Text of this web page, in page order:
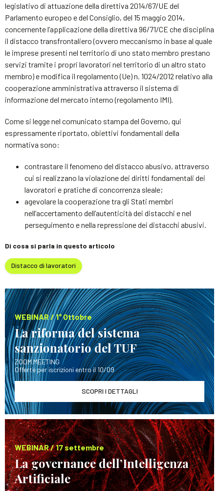
legislativo di attuazione della direttiva 2014/67/UE del
Parlamento europeo e del Consiglio, del 15 maggio 2014,
concernente l’applicazione della direttiva 96/71/CE che disciplina
il distacco transfrontaliero (ovvero meccanismo in base al quale
le imprese presenti nel territorio di uno stato membro prestano
servizi tramite i propri lavoratori nel territorio di un altro stato
membro) e modifica il regolamento (Ue) n. 1024/2012 relativo alla
cooperazione amministrativa attraverso il sistema di
informazione del mercato interno (regolamento IMI).
Come si legge nel comunicato stampa del Governo, qui
espressamente riportato, obiettivi fondamentali della
normativa sono:
contrastare il fenomeno del distacco abusivo, attraverso
cui si realizzano la violazione dei diritti fondamentali dei
lavoratori e pratiche di concorrenza sleale;
agevolare la cooperazione tra gli Stati membri
nell’accertamento dell’autenticità dei distacchi e nel
perseguimento e nella repressione dei distacchi abusivi.
Di cosa si parla in questo articolo
Distacco di lavoratori
WEBINAR / 1° Ottobre
La riforma del sistema
sanzionatorio del TUF
ZOOM MEETING
Offerte per iscrizioni entro il 10/09
SCOPRI I DETTAGLI
WEBINAR / 17 settembre
La governance dell’Intelligenza
Artificiale